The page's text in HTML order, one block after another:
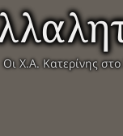
Οι Χ.Α. Κατερίνης